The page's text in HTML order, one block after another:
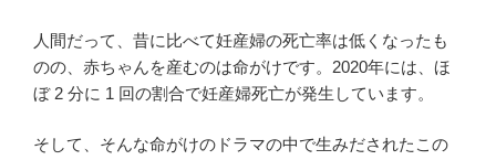
人間だって、昔に比べて妊産婦の死亡率は低くなったも
のの、赤ちゃんを産むのは命がけです。2020年には、ほ
ぼ 2 分に 1 回の割合で妊産婦死亡が発生しています。
そして、そんな命がけのドラマの中で生みだされたこの